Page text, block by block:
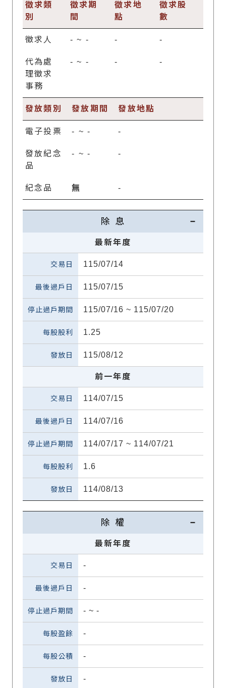
徵求類
別
徵求期
間
徵求地
點
徵求股
數
徵求人 - ~ - - -
代為處
理徵求
事務
- ~ - - -
發放類別 發放期間 發放地點
電子投票 - ~- -
發放紀念
品
- ~- -
紀念品 無 -
除 息
最新年度
115/07/14
115/07/15
115/07/16 ~ 115/07/20
1.25
115/08/12
前一年度
114/07/15
114/07/16
114/07/17 ~ 114/07/21
1.6
114/08/13
除 權
最新年度
-
-
- ~ -
-
-
-